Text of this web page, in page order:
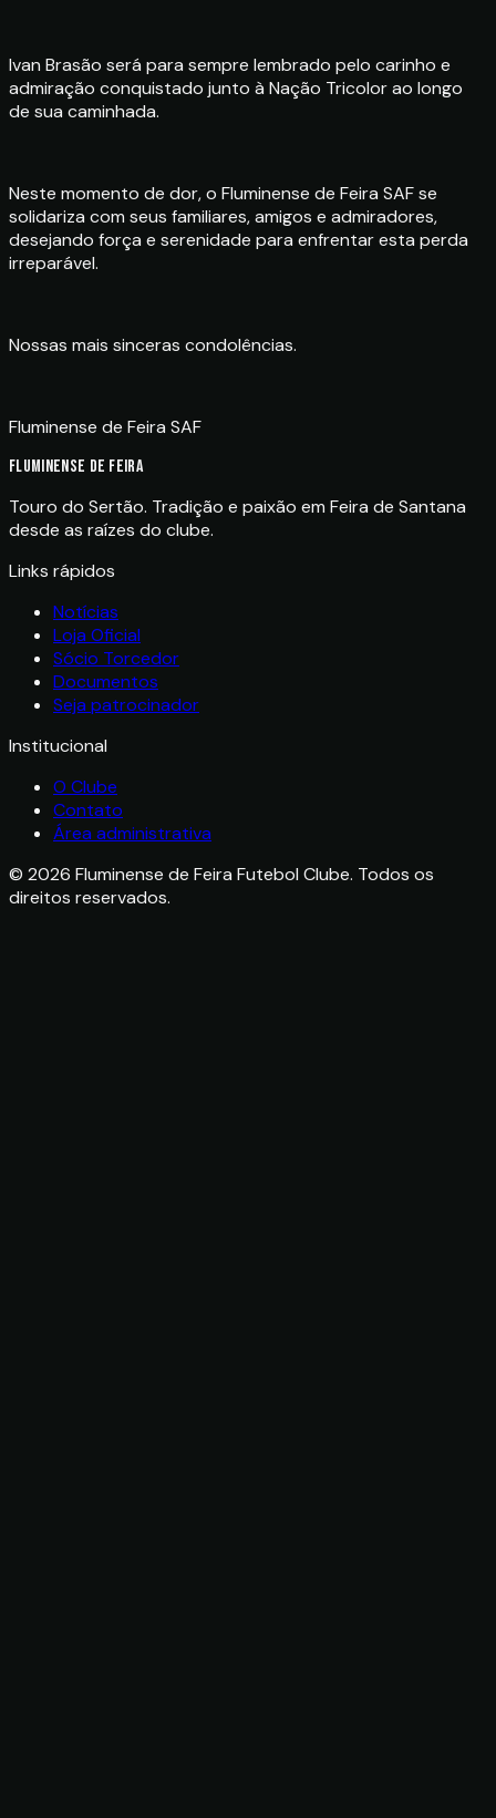
Ivan Brasão será para sempre lembrado pelo carinho e
admiração conquistado junto à Nação Tricolor ao longo
de sua caminhada.
Neste momento de dor, o Fluminense de Feira SAF se
solidariza com seus familiares, amigos e admiradores,
desejando força e serenidade para enfrentar esta perda
irreparável.
Nossas mais sinceras condolências.
Fluminense de Feira SAF
FLUMINENSE DE FEIRA
Touro do Sertão. Tradição e paixão em Feira de Santana
desde as raízes do clube.
Links rápidos
Notícias
Loja Oficial
Sócio Torcedor
Documentos
Seja patrocinador
Institucional
O Clube
Contato
Área administrativa
© 2026 Fluminense de Feira Futebol Clube. Todos os
direitos reservados.